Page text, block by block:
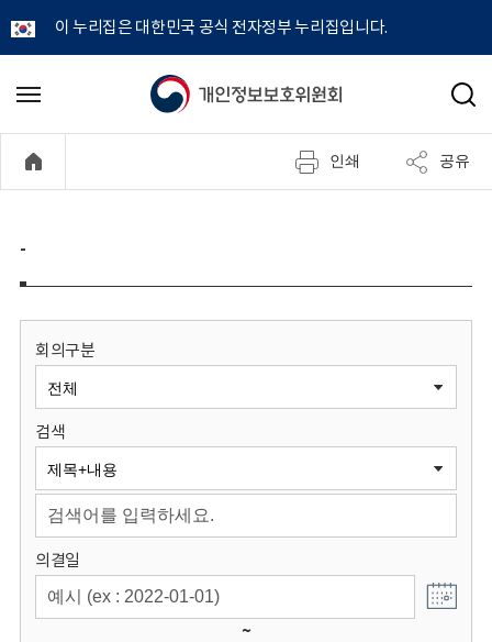
이 누리집은 대한민국 공식 전자정부 누리집입니다.
개
정
보
원
회
메
기
검
인쇄 공유
-
회의구분
검색
의결일
~